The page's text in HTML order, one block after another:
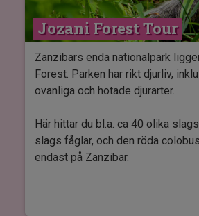
Jozani Forest Tour
Zanzibars enda nationalpark
Forest. Parken har rikt djurliv,
ovanliga och hotade djurarter.
Här hittar du bl.a. ca 40 olika
slags fåglar, och den röda
endast på Zanzibar.
Jozani Forest är dessutom ett
alla plantor och träd tycks kunna